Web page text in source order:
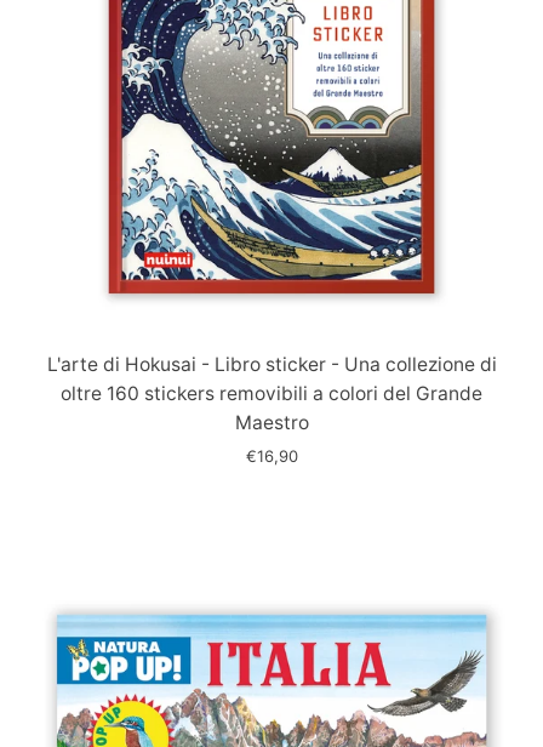
slide
L'arte di Hokusai - Libro sticker - Una collezione di
oltre 160 stickers removibili a colori del Grande
Maestro
€16,90